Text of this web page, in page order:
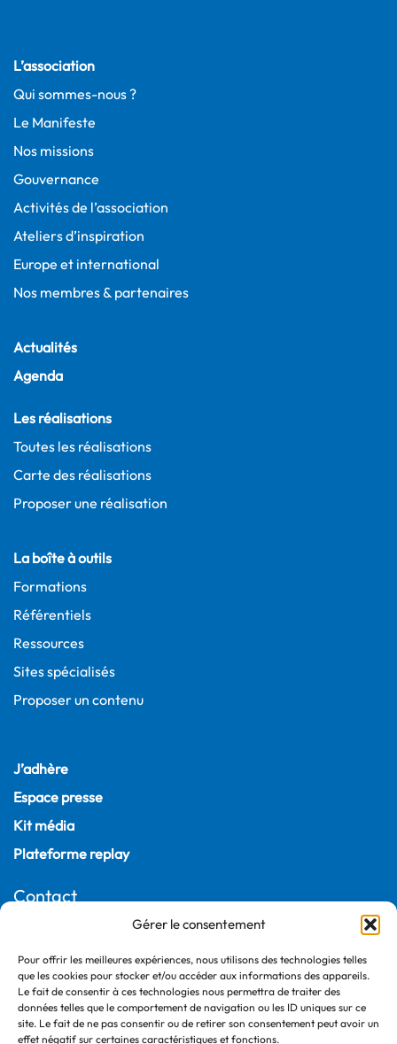
Gérer le consentement
Pour offrir les meilleures expériences, nous utilisons des technologies telles
que les cookies pour stocker et/ou accéder aux informations des appareils.
Le fait de consentir à ces technologies nous permettra de traiter des
données telles que le comportement de navigation ou les ID uniques sur ce
site. Le fait de ne pas consentir ou de retirer son consentement peut avoir un
effet négatif sur certaines caractéristiques et fonctions.
L’association
Qui sommes-nous ?
Le Manifeste
Nos missions
Gouvernance
Activités de l’association
Ateliers d’inspiration
Europe et international
Nos membres & partenaires
Actualités
Agenda
Les réalisations
Toutes les réalisations
Carte des réalisations
Proposer une réalisation
La boîte à outils
Formations
Référentiels
Ressources
Sites spécialisés
Proposer un contenu
J’adhère
Espace presse
Kit média
Plateforme replay
Contact
75009 Paris – France
+33 (0)1 55 04 05 03